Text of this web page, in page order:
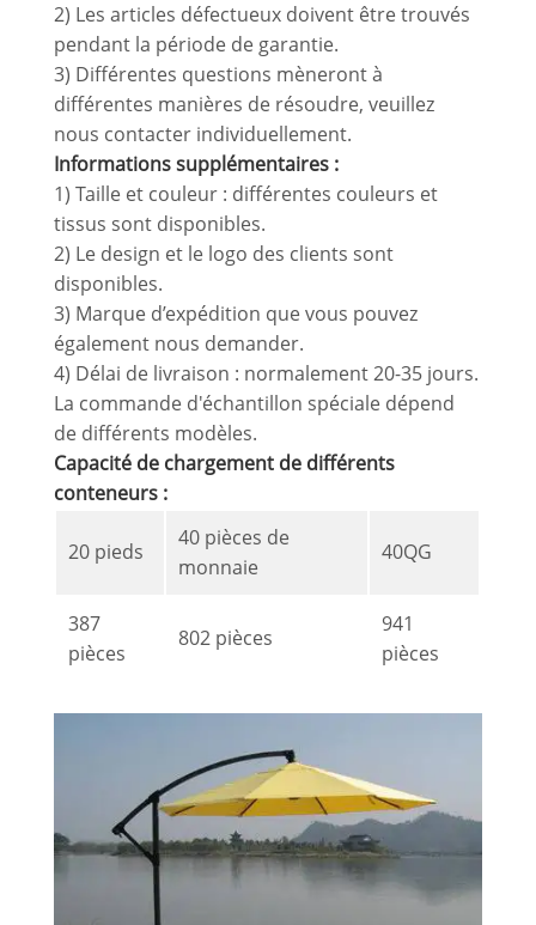
2) Les articles défectueux doivent être trouvés
pendant la période de garantie.
3) Différentes questions mèneront à
différentes manières de résoudre, veuillez
nous contacter individuellement.
Informations supplémentaires :
1) Taille et couleur : différentes couleurs et
tissus sont disponibles.
2) Le design et le logo des clients sont
disponibles.
3) Marque d’expédition que vous pouvez
également nous demander.
4) Délai de livraison : normalement 20-35 jours.
La commande d'échantillon spéciale dépend
de différents modèles.
Capacité de chargement de différents
conteneurs :
20 pieds
40 pièces de
monnaie
40QG
387
pièces
802 pièces
941
pièces